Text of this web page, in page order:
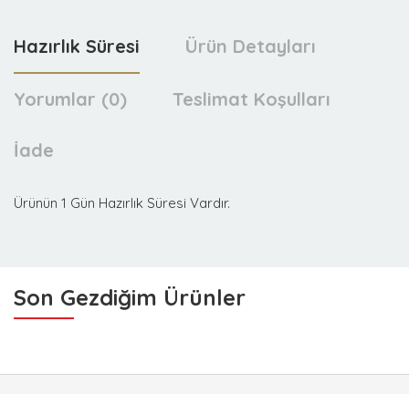
Hazırlık Süresi Ürün Detayları
Yorumlar (0) Teslimat Koşulları
İade
Ürünün 1 Gün Hazırlık Süresi Vardır.
Son Gezdiğim Ürünler